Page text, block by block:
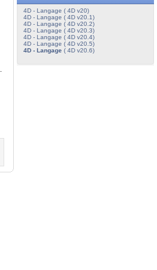
4D - Langage ( 4D v20)
4D - Langage ( 4D v20.1)
4D - Langage ( 4D v20.2)
4D - Langage ( 4D v20.3)
4D - Langage ( 4D v20.4)
4D - Langage ( 4D v20.5)
4D - Langage( 4D v20.6)